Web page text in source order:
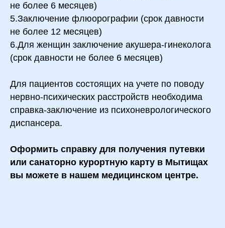
не более 6 месяцев)
5.Заключение флюорографии (срок давности
не более 12 месяцев)
6.Для женщин заключение акушера-гинеколога
(срок давности не более 6 месяцев)
Для пациентов состоящих на учете по поводу
нервно-психических расстройств необходима
справка-заключение из психоневрологического
диспансера.
Оформить справку для получения путевки
или санаторно курортную карту в Мытищах
вы можете в нашем медицинском центре.